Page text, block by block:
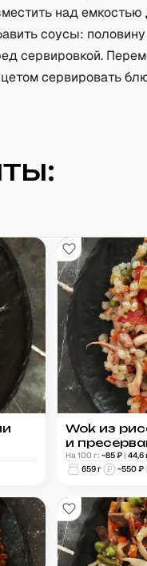
над
соусы:
сервировкой.
сервировать
Wok из
и
На 100 г: ~85₽ | 44,6
659г ~550₽